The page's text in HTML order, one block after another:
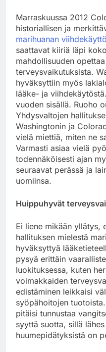
Marraskuussa 2012
historiallisen ja
marihuanan viihdekäyttö
saattavat kiiriä läpi
mahdollisuuden
terveysvaikutuksista.
hyväksyttiin myös
lääke- ja
vuoden sisällä. Ruoho
Yhdysvaltojen
Washingtonin ja
vielä miettiä, miten ne
Varmasti asiaa vielä
todennäköisesti ajan
seuraavat perässä ja
uomiinsa.
Huippuhyvät
Ei liene mikään yllätys,
hallituksen mielestä
hyväksyttyä
pysyä erittäin
luokituksessa, kuten
voimakkaiden
edistäminen leikkaisi
syöpähoitojen
pitäisi tunnustaa
syyttä suotta, sillä
huumepidätyksistä on